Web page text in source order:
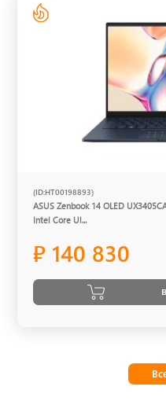
(ID:HT00198893)
ASUS Zenbook 14 OLED
Intel Core Ul...
₽ 140 830